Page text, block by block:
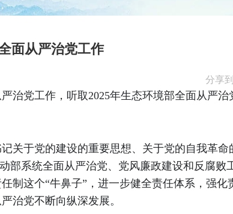
面从严治党工作
分享到
治党工作，听取2025年生态环境部全面从严治
关于党的建设的重要思想、关于党的自我革命
部系统全面从严治党、党风廉政建设和反腐败
制这个“牛鼻子”，进一步健全责任体系，强化
治党不断向纵深发展。